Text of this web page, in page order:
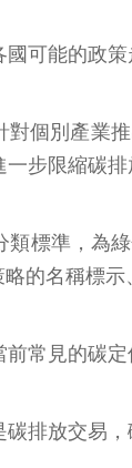
可能的政策
對個別產業
步限縮碳
標準，為
的名稱標
常見的碳
排放交易